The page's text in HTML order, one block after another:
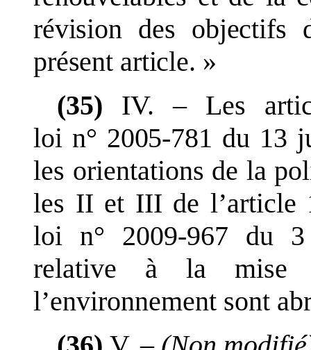
révision des objectifs
présent article. »
(35) IV. –
Les
loi n° 2005‑781 du 13
les orientations de la
les II et III de l’article
loi
n° 2009‑967 du 3
relative à la mise
l’environnement sont